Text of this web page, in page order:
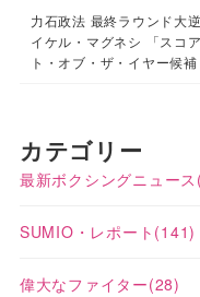
力石政法 最終ラウンド大
イケル・マグネシ 「スコ
ト・オブ・ザ・イヤー候補
カテゴリー
最新ボクシングニュース
SUMIO・レポート (141)
偉大なファイター(28)